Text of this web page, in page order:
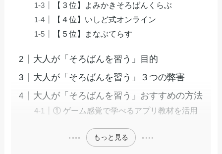
【３位】よみかきそろばんくらぶ
【４位】いしど式オンライン
【５位】まなぶてらす
大人が「そろばんを習う」目的
大人が「そろばんを習う」３つの弊害
大人が「そろばんを習う」おすすめの方法
① ゲーム感覚で学べるアプリ教材を活用
もっと見る